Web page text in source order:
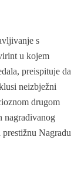
s
u kojem
preispituje da
neizbježni
drugom
nagrađivanog
Nagradu